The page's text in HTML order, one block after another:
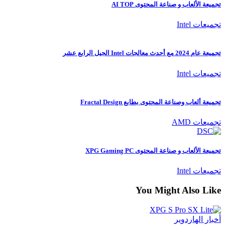
تجميعة الألعاب و صناعة المحتوى AI TOP
تجميعات Intel
تجميعة عام 2024 مع أحدث معالجات Intel الجيل الرابع عشر
تجميعات Intel
تجميعة ألعاب وصناعة المحتوى بطابع Fractal Design
تجميعات AMD
تجميعة الألعاب و صناعة المحتوى XPG Gaming PC
تجميعات Intel
You Might Also Like
أخبار الهاردوير